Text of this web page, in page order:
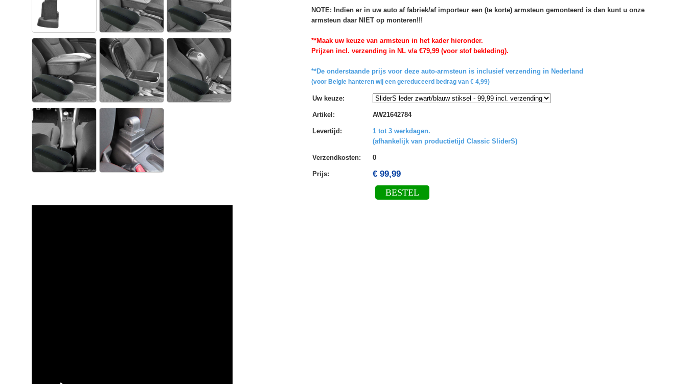
NOTE: Indien er in uw auto af fabriek/af importeur een (te korte) armsteun gemonteerd is dan kunt u onze
armsteun daar NIET op monteren!!!
**Maak uw keuze van armsteun in het kader hieronder.
Prijzen incl. verzending in NL v/a €79,99 (voor stof bekleding).
**De onderstaande prijs voor deze auto-armsteun is inclusief verzending in Nederland
(voor Belgie hanteren wij een gereduceerd bedrag van € 4,99)
Uw keuze:
Artikel : AW21642784
Levertijd :
1 tot 3 werkdagen.
(afhankelijk van productietijd Classic SliderS)
Verzendkosten: 0
Prijs: € 99,99
BESTEL